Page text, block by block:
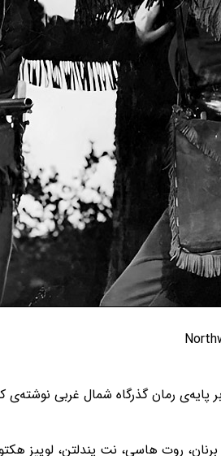
پایه‌ی رمان گذرگاه شمال غربى نوشته‌ی
روت هاسی، نت پندلتن، لوییز